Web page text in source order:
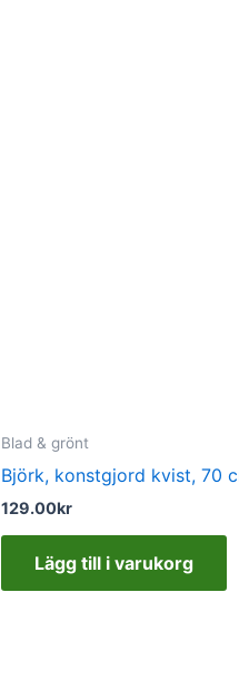
Blad & grönt
Björk, konstgjord kvist, 70
129.00kr
Lägg till i varukorg